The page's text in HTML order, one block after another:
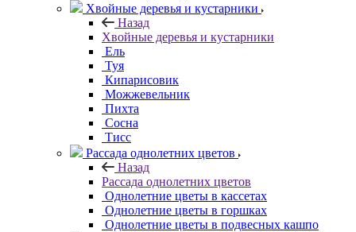
Хвойные деревья и кустарники
Назад
Хвойные деревья и кустарники
Ель
Туя
Кипарисовик
Можжевельник
Пихта
Сосна
Тисc
Рассада однолетних цветов
Назад
Рассада однолетних цветов
Однолетние цветы в кассетах
Однолетние цветы в горшках
Однолетние цветы в подвесных кашпо